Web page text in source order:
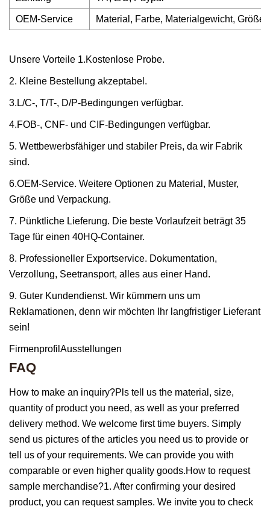
OEM-Service Material, Farbe, Materialgewicht, Größe,
Unsere Vorteile 1.Kostenlose Probe.
2. Kleine Bestellung akzeptabel.
3.L/C-, T/T-, D/P-Bedingungen verfügbar.
4.FOB-, CNF- und CIF-Bedingungen verfügbar.
5. Wettbewerbsfähiger und stabiler Preis, da wir Fabrik
sind.
6.OEM-Service. Weitere Optionen zu Material, Muster,
Größe und Verpackung.
7. Pünktliche Lieferung. Die beste Vorlaufzeit beträgt 35
Tage für einen 40HQ-Container.
8. Professioneller Exportservice. Dokumentation,
Verzollung, Seetransport, alles aus einer Hand.
9. Guter Kundendienst. Wir kümmern uns um
Reklamationen, denn wir möchten Ihr langfristiger Lieferant
sein!
FirmenprofilAusstellungen
FAQ
How to make an inquiry?Pls tell us the material, size,
quantity of product you need, as well as your preferred
delivery method. We welcome first time buyers. Simply
send us pictures of the articles you need us to provide or
tell us of your requirements. We can provide you with
comparable or even higher quality goods.How to request
sample merchandise?1. After confirming your desired
product, you can request samples. We invite you to check